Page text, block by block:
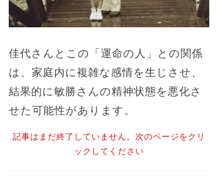
佳代さんとこの「運命の人」との関係
は、家庭内に複雑な感情を生じさせ、
結果的に敏勝さんの精神状態を悪化さ
せた可能性があります。
記事はまだ終了していません。次のページをクリ
ックしてください